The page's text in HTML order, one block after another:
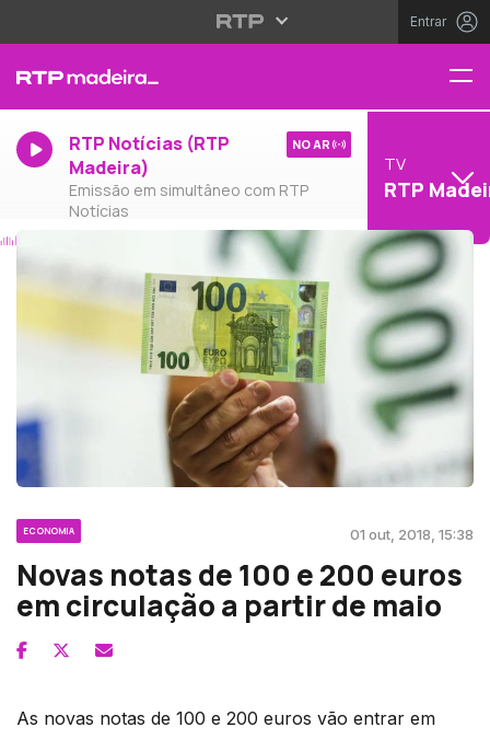
Entrar
RTP Notícias (RTP
Madeira)
Emissão em simultâneo com RTP
Notícias
NO AR
TV
RTP
ECONOMIA 01 out, 2018, 15:38
Novas notas de 100 e 200 euros
em circulação a partir de maio
As novas notas de 100 e 200 euros vão entrar em